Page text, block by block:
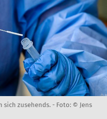
sich zusehends. - Foto: © Jens